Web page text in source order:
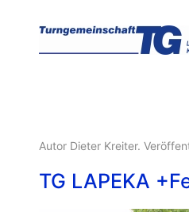
Autor Dieter Kreiter.
TG LAPEKA